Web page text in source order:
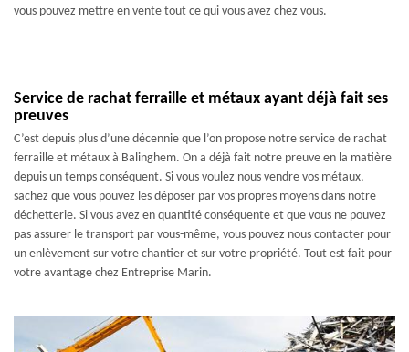
vous pouvez mettre en vente tout ce qui vous avez chez vous.
Service de rachat ferraille et métaux ayant déjà fait ses
preuves
C’est depuis plus d’une décennie que l’on propose notre service de rachat
ferraille et métaux à Balinghem. On a déjà fait notre preuve en la matière
depuis un temps conséquent. Si vous voulez nous vendre vos métaux,
sachez que vous pouvez les déposer par vos propres moyens dans notre
déchetterie. Si vous avez en quantité conséquente et que vous ne pouvez
pas assurer le transport par vous-même, vous pouvez nous contacter pour
un enlèvement sur votre chantier et sur votre propriété. Tout est fait pour
votre avantage chez Entreprise Marin.